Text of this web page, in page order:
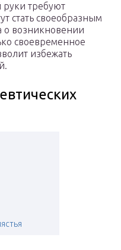
руки требуют
стать своеобразным
о возникновении
своевременное
избежать